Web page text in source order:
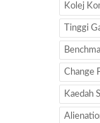
Kolej
Tinggi
Change
Kaedah